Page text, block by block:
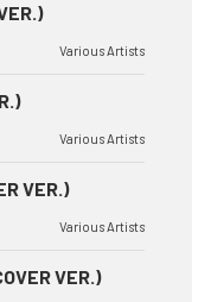
Various Artists
Various Artists
VER.)
Various Artists
VER.)